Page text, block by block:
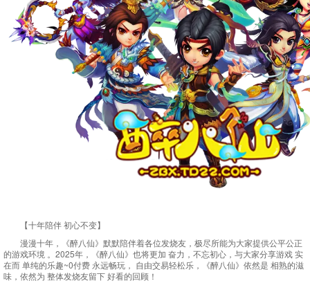
【十年陪伴 初心不变】
漫漫十年，
《醉八仙》 默默陪伴着各位发烧友，极尽所能为大家提供公平公正
的游戏环境 。2025年，《醉八仙》也将更加 奋力，不忘初心，与大家分享游戏 实
在而 单纯的乐趣~0付费 永远畅玩， 自由交易轻松乐，《醉八仙》依然是 相熟的滋
味，依然为 整体发烧友留下 好看的回顾！